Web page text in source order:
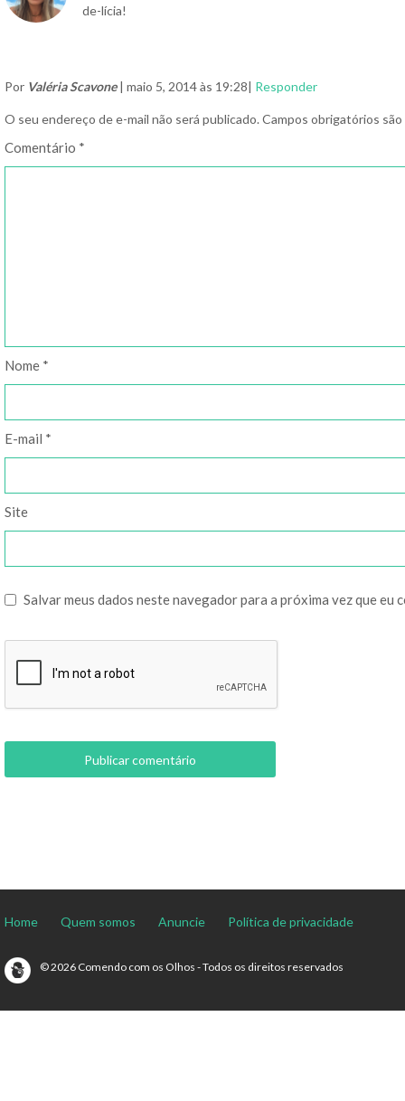
de-lícia!
Por Valéria Scavone| maio 5, 2014 às 19:28| Responder
O seu endereço de e-mail não será publicado. Campos obrigatórios
Comentário *
Nome *
E-mail *
Site
Salvar meus dados neste navegador para a próxima vez que eu
Home Quem somos Anuncie Política de privacidade
© 2026 Comendo com os Olhos - Todos os direitos reservados